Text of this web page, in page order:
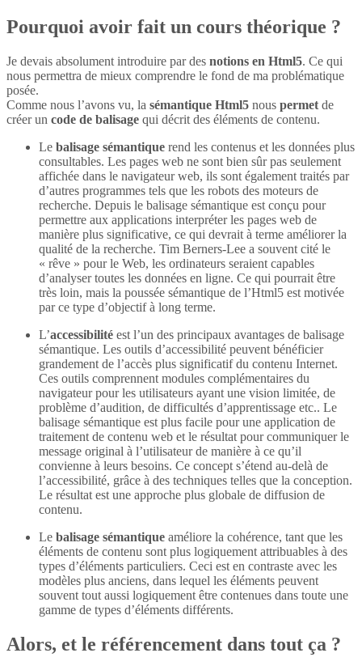
Pourquoi avoir fait un cours théorique ?
Je devais absolument introduire par des notions en Html5. Ce qui
nous permettra de mieux comprendre le fond de ma problématique
posée.
Comme nous l’avons vu, la sémantique Html5 nous permet de
créer un code de balisage qui décrit des éléments de contenu.
Le balisage sémantique rend les contenus et les données plus
consultables. Les pages web ne sont bien sûr pas seulement
affichée dans le navigateur web, ils sont également traités par
d’autres programmes tels que les robots des moteurs de
recherche. Depuis le balisage sémantique est conçu pour
permettre aux applications interpréter les pages web de
manière plus significative, ce qui devrait à terme améliorer la
qualité de la recherche. Tim Berners-Lee a souvent cité le
« rêve » pour le Web, les ordinateurs seraient capables
d’analyser toutes les données en ligne. Ce qui pourrait être
très loin, mais la poussée sémantique de l’Html5 est motivée
par ce type d’objectif à long terme.
L’accessibilité est l’un des principaux avantages de balisage
sémantique. Les outils d’accessibilité peuvent bénéficier
grandement de l’accès plus significatif du contenu Internet.
Ces outils comprennent modules complémentaires du
navigateur pour les utilisateurs ayant une vision limitée, de
problème d’audition, de difficultés d’apprentissage etc.. Le
balisage sémantique est plus facile pour une application de
traitement de contenu web et le résultat pour communiquer le
message original à l’utilisateur de manière à ce qu’il
convienne à leurs besoins. Ce concept s’étend au-delà de
l’accessibilité, grâce à des techniques telles que la conception.
Le résultat est une approche plus globale de diffusion de
contenu.
Le balisage sémantique améliore la cohérence, tant que les
éléments de contenu sont plus logiquement attribuables à des
types d’éléments particuliers. Ceci est en contraste avec les
modèles plus anciens, dans lequel les éléments peuvent
souvent tout aussi logiquement être contenues dans toute une
gamme de types d’éléments différents.
Alors, et le référencement dans tout ça ?